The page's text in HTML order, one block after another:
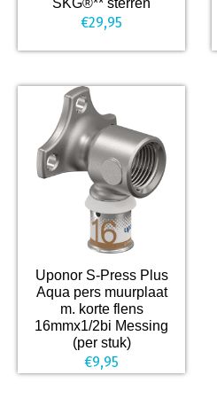
€29,95
Uponor S-Press Plus
Aqua pers muurplaat
m. korte flens
16mmx1/2bi Messing
(per stuk)
€9,95